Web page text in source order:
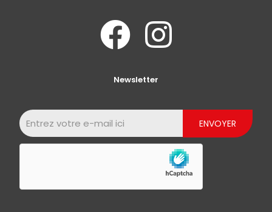
Newsletter